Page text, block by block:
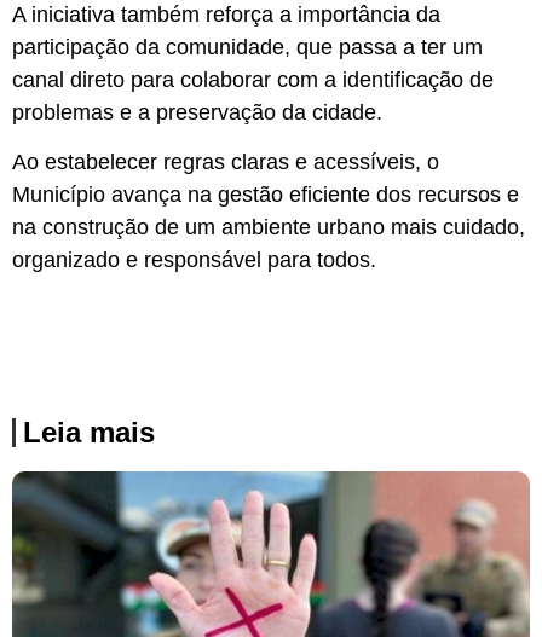
A iniciativa também reforça a importância da
participação da comunidade, que passa a ter um
canal direto para colaborar com a identificação de
problemas e a preservação da cidade.
Ao estabelecer regras claras e acessíveis, o
Município avança na gestão eficiente dos recursos e
na construção de um ambiente urbano mais cuidado,
organizado e responsável para todos.
Leia mais